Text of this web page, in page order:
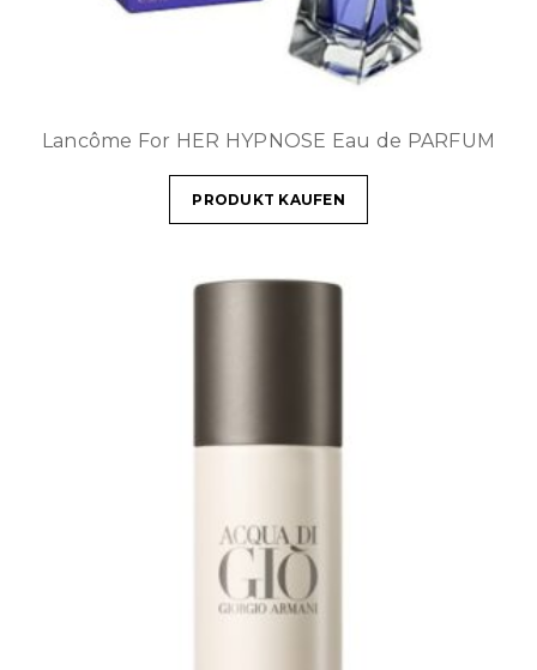
Lancôme For HER HYPNOSE Eau de PARFUM
PRODUKT KAUFEN